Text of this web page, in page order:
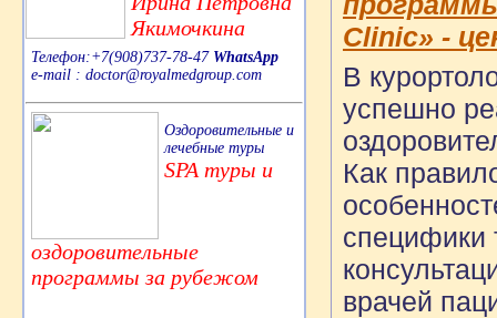
Якимочкина
Телефон:+7(908)737-78-47 WhatsApp
e-mail : doctor@royalmedgroup.com
Оздоровительные и
лечебные туры
SPA туры и
оздоровительные
программы за рубежом
Clinic» -
В
успешно
Как
специфики
врачей